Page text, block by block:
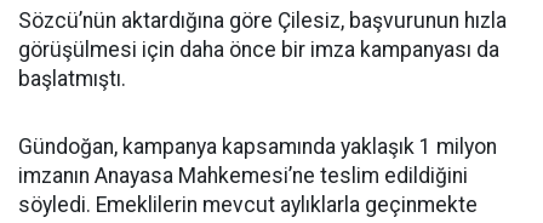
Sözcü’nün aktardığına göre Çilesiz, başvurunun hızla
görüşülmesi için daha önce bir imza kampanyası da
başlatmıştı.
Gündoğan, kampanya kapsamında yaklaşık 1 milyon
imzanın Anayasa Mahkemesi’ne teslim edildiğini
söyledi. Emeklilerin mevcut aylıklarla geçinmekte